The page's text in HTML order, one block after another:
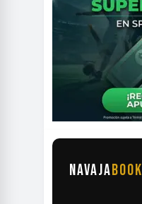
NAVAJABOOK